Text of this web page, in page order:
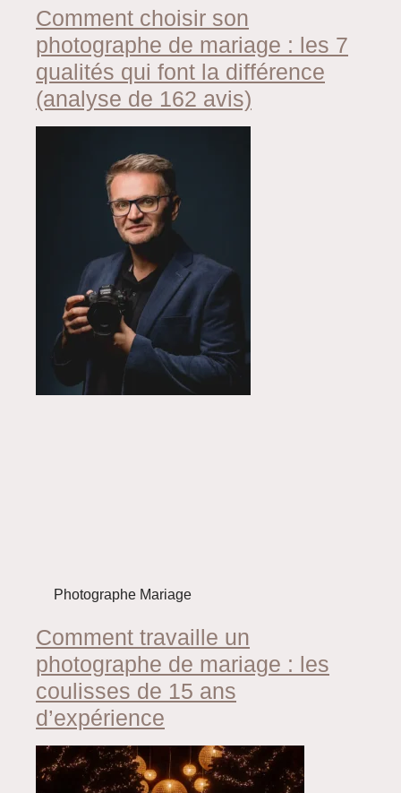
Comment choisir son
photographe de mariage : les 7
qualités qui font la différence
(analyse de 162 avis)
Photographe Mariage
Comment travaille un
photographe de mariage : les
coulisses de 15 ans
d’expérience